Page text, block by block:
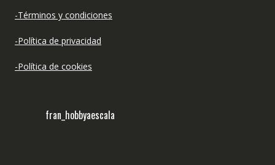
-Términos y condiciones
-Política de privacidad
-Política de cookies
fran_hobbyaescala